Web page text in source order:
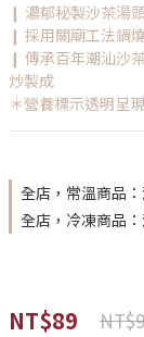
❙ 濃郁秘製沙茶湯
❙ 採用關廟工法鍋
❙ 傳承百年潮汕沙
炒製成
＊營養標示透明呈
全店，常溫商品
全店，冷凍商品
NT$89